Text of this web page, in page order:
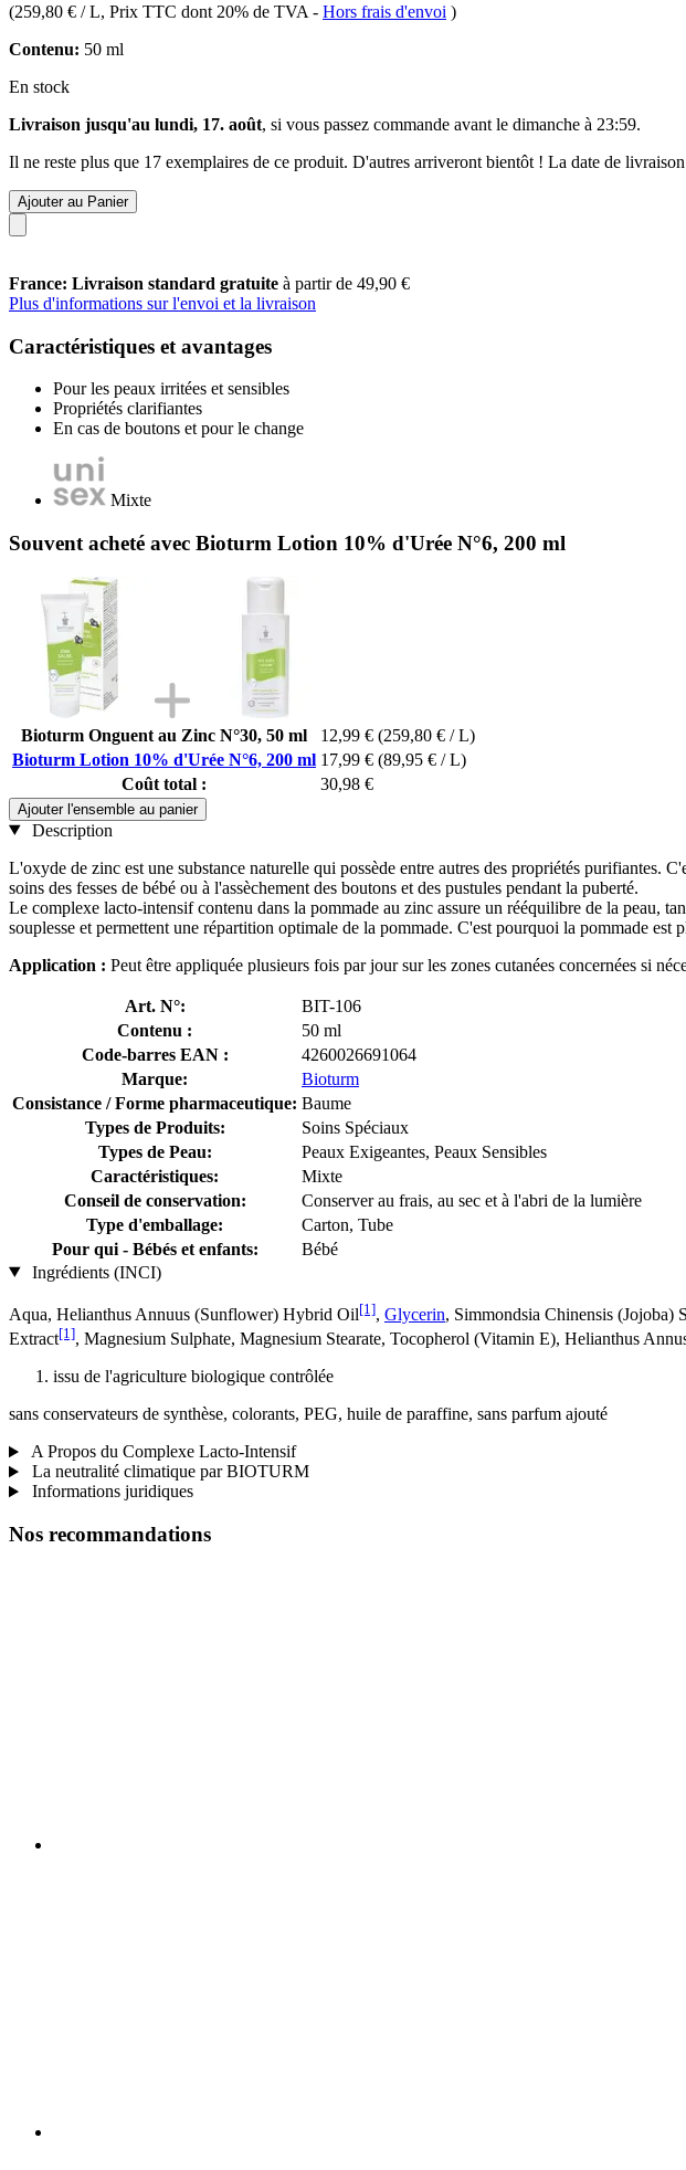
(259,80 € / L, Prix TTC dont 20% de TVA - Hors frais d'envoi )
Contenu: 50 ml
En stock
Livraison jusqu'au lundi, 17. août, si vous passez commande avant le dimanche à 23:59.
Il ne reste plus que 17 exemplaires de ce produit. D'autres arriveront bientôt ! La date de
Ajouter au Panier
France: Livraison standard gratuite à partir de 49,90 €
Plus d'informations sur l'envoi et la livraison
Caractéristiques et avantages
Pour les peaux irritées et sensibles
Propriétés clarifiantes
En cas de boutons et pour le change
Mixte
Souvent acheté avec Bioturm Lotion 10% d'Urée N°6, 200 ml
Bioturm Onguent au Zinc N°30, 50 ml 12,99 € (259,80 € / L)
Bioturm Lotion 10% d'Urée N°6, 200 ml 17,99 € (89,95 € / L)
Coût total :
30,98 €
Ajouter l'ensemble au panier
Description
L'oxyde de zinc est une substance naturelle qui possède entre autres des propriétés purifiantes.
soins des fesses de bébé ou à l'assèchement des boutons et des pustules pendant la puberté.
Le complexe lacto-intensif contenu dans la pommade au zinc assure un rééquilibre de la peau,
souplesse et permettent une répartition optimale de la pommade. C'est pourquoi la pommade est
Application : Peut être appliquée plusieurs fois par jour sur les zones cutanées concernées si
Art. N°:
BIT-106
Contenu :
50 ml
Code-barres EAN :
4260026691064
Marque:
Bioturm
Consistance / Forme pharmaceutique: Baume
Types de Produits:
Soins Spéciaux
Types de Peau:
Peaux Exigeantes, Peaux Sensibles
Caractéristiques:
Mixte
Conseil de conservation:
Conserver au frais, au sec et à l'abri de la lumière
Type d'emballage:
Carton, Tube
Pour qui - Bébés et enfants:
Bébé
Ingrédients (INCI)
Aqua, Helianthus Annuus (Sunflower) Hybrid Oil[1], Glycerin, Simmondsia Chinensis (Jojoba)
Extract[1], Magnesium Sulphate, Magnesium Stearate, Tocopherol (Vitamin E), Helianthus
issu de l'agriculture biologique contrôlée
sans conservateurs de synthèse, colorants, PEG, huile de paraffine, sans parfum ajouté
A Propos du Complexe Lacto-Intensif
La neutralité climatique par BIOTURM
Informations juridiques
Nos recommandations